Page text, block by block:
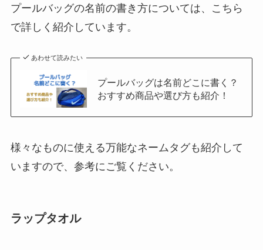
プールバッグの名前の書き方については、こちら
で詳しく紹介しています。
あわせて読みたい
プールバッグは名前どこに書く？
おすすめ商品や選び方も紹介！
様々なものに使える万能なネームタグも紹介して
いますので、参考にご覧ください。
ラップタオル